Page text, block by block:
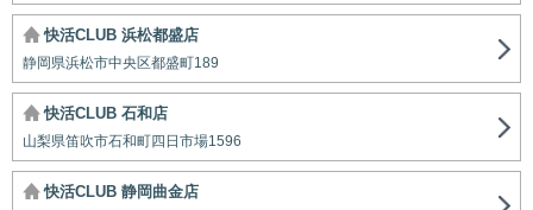
快活CLUB 浜松都盛店
静岡県浜松市中央区都盛町189
快活CLUB 石和店
山梨県笛吹市石和町四日市場1596
快活CLUB 静岡曲金店